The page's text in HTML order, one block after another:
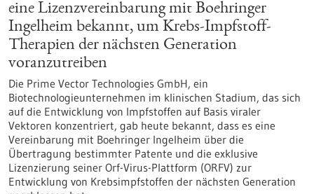
eine Lizenzvereinbarung mit Boehringer
Ingelheim bekannt, um Krebs-Impfstoff-
Therapien der nächsten Generation
voranzutreiben
Die Prime Vector Technologies GmbH, ein
Biotechnologieunternehmen im klinischen Stadium, das sich
auf die Entwicklung von Impfstoffen auf Basis viraler
Vektoren konzentriert, gab heute bekannt, dass es eine
Vereinbarung mit Boehringer Ingelheim über die
Übertragung bestimmter Patente und die exklusive
Lizenzierung seiner Orf-Virus-Plattform (ORFV) zur
Entwicklung von Krebsimpfstoffen der nächsten Generation